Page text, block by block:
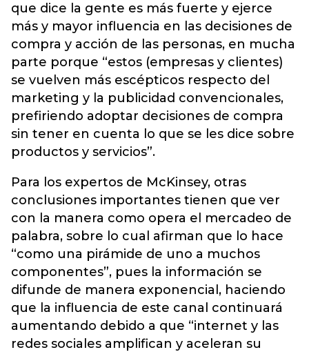
que dice la gente es más fuerte y ejerce
más y mayor influencia en las decisiones de
compra y acción de las personas, en mucha
parte porque “estos (empresas y clientes)
se vuelven más escépticos respecto del
marketing y la publicidad convencionales,
prefiriendo adoptar decisiones de compra
sin tener en cuenta lo que se les dice sobre
productos y servicios”.
Para los expertos de McKinsey, otras
conclusiones importantes tienen que ver
con la manera como opera el mercadeo de
palabra, sobre lo cual afirman que lo hace
“como una pirámide de uno a muchos
componentes”, pues la información se
difunde de manera exponencial, haciendo
que la influencia de este canal continuará
aumentando debido a que “internet y las
redes sociales amplifican y aceleran su